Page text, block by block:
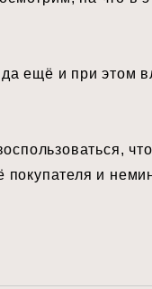
ещё и при этом
и